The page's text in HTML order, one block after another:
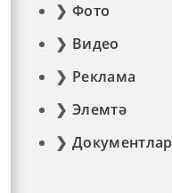
Фото
Видео
Реклама
Элемтә
Документлар